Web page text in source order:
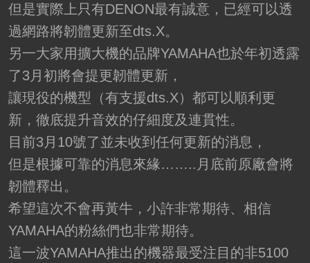
但是實際上只有DENON最有誠意，已經可以透
過網路將韌體更新至dts.X。
另一大家用擴大機的品牌YAMAHA也於年初透露
了3月初將會提更韌體更新，
讓現役的機型（有支援dts.X）都可以順利更
新，徹底提升音效的仔細度及連貫性。
目前3月10號了並未收到任何更新的消息，
但是根據可靠的消息來緣……..月底前原廠會將
韌體釋出。
希望這次不會再黃牛，小許非常期待、相信
YAMAHA的粉絲們也非常期待。
這一波YAMAHA推出的機器最受注目的非5100